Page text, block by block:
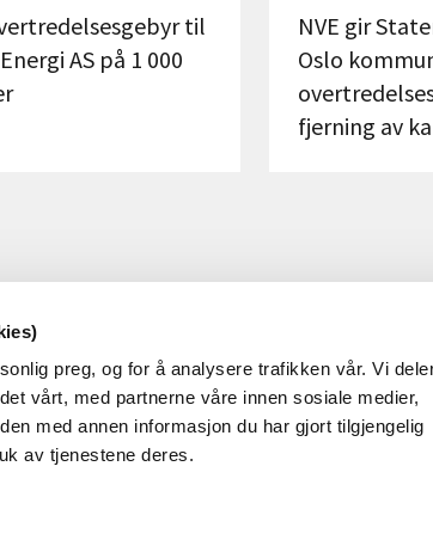
preg, og for å analysere trafikken vår. Vi
vårt, med partnerne våre innen sosiale medier,
med annen informasjon du har gjort tilgjengelig
av tjenestene deres.
til
AS på 1 000
NVE gir
Oslo
fjerning av
OM NETTSTEDET
Personvern og cookies
RME